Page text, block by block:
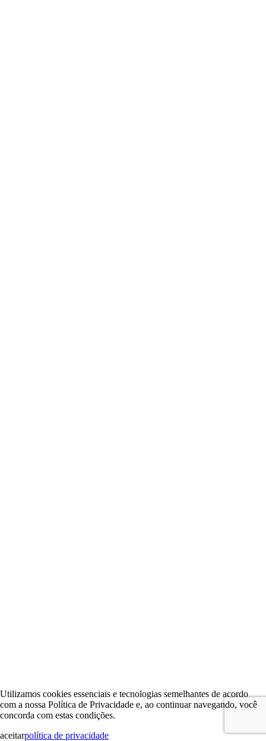
Utilizamos cookies essenciais e tecnologias semelhantes de acordo
com a nossa Política de Privacidade e, ao continuar navegando, você
concorda com estas condições.
aceitarpolítica de privacidade